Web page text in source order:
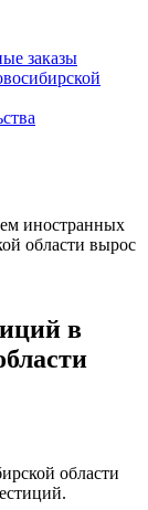
заказы
иностранных
области вырос
в
области